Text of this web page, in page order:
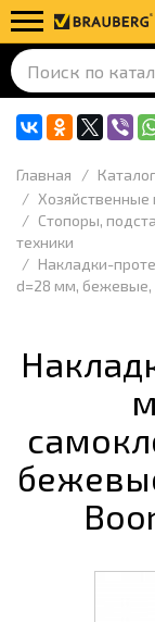
Главная Каталог
Стопоры,
техники
Накладки-
d=28 мм, бежевые,